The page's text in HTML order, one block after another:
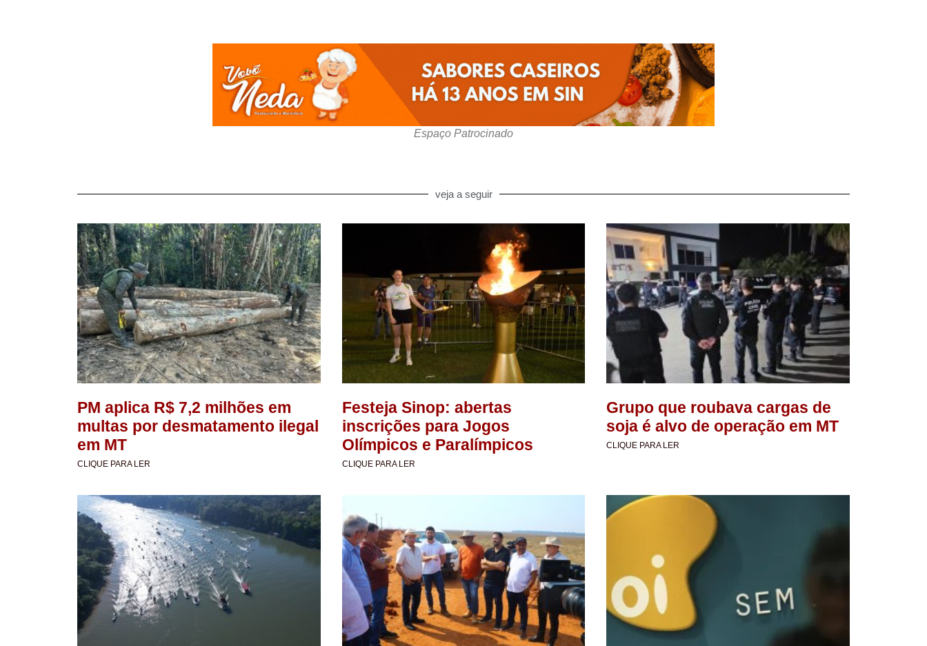
Espaço Patrocinado
veja a seguir
PM aplica R$ 7,2 milhões em
multas por desmatamento ilegal
em MT
CLIQUE PARA LER
Festeja Sinop: abertas
inscrições para Jogos
Olímpicos e Paralímpicos
CLIQUE PARA LER
Grupo que roubava cargas de
soja é alvo de operação em MT
CLIQUE PARA LER